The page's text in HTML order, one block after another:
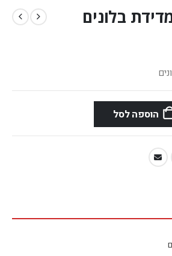
בלונים
הוספה לסל